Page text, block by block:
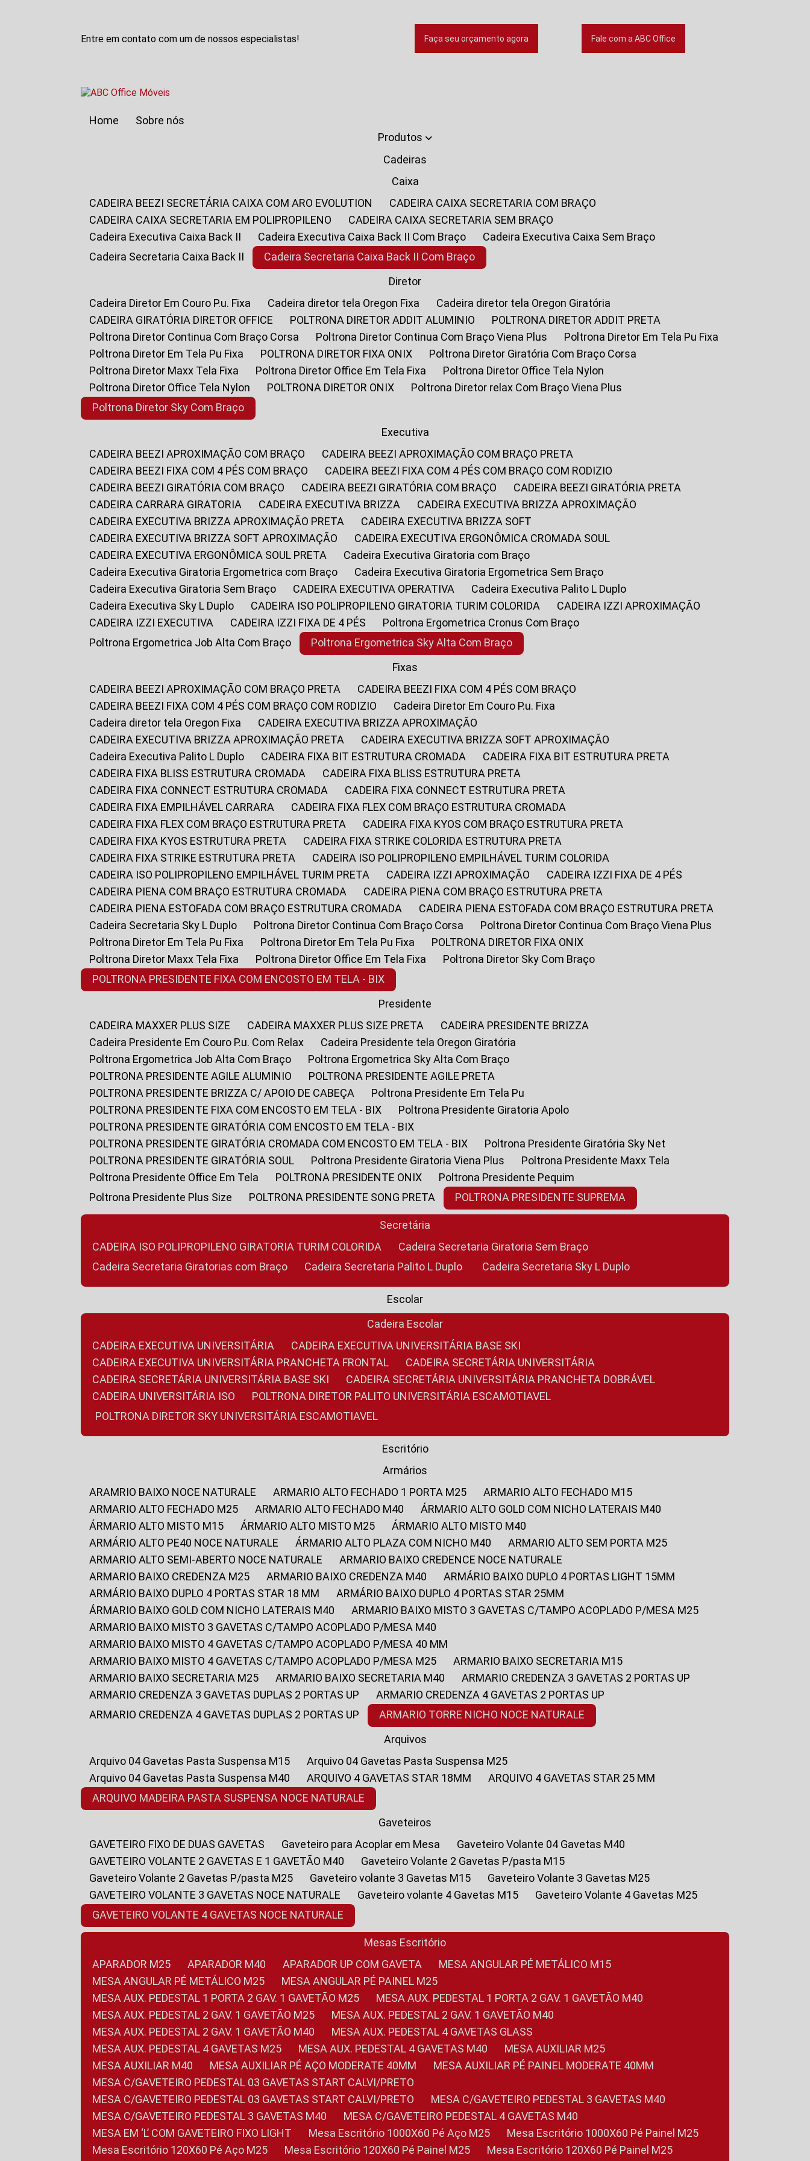
Entre em contato com um de nossos especialistas! Faça seu orçamento agora Fale com a ABC Office
Home
Sobre nós
Produtos
Cadeiras
Caixa
CADEIRA BEEZI SECRETÁRIA CAIXA COM ARO EVOLUTION
CADEIRA CAIXA SECRETARIA COM BRAÇO
CADEIRA CAIXA SECRETARIA EM POLIPROPILENO
CADEIRA CAIXA SECRETARIA SEM BRAÇO
Cadeira Executiva Caixa Back II
Cadeira Executiva Caixa Back II Com Braço
Cadeira Executiva Caixa Sem Braço
Cadeira Secretaria Caixa Back II
Cadeira Secretaria Caixa Back II Com Braço
Diretor
Cadeira Diretor Em Couro P.u. Fixa
Cadeira diretor tela Oregon Fixa
Cadeira diretor tela Oregon Giratória
CADEIRA GIRATÓRIA DIRETOR OFFICE
POLTRONA DIRETOR ADDIT ALUMINIO
POLTRONA DIRETOR ADDIT PRETA
Poltrona Diretor Continua Com Braço Corsa
Poltrona Diretor Continua Com Braço Viena Plus
Poltrona Diretor Em Tela Pu Fixa
Poltrona Diretor Em Tela Pu Fixa
POLTRONA DIRETOR FIXA ONIX
Poltrona Diretor Giratória Com Braço Corsa
Poltrona Diretor Maxx Tela Fixa
Poltrona Diretor Office Em Tela Fixa
Poltrona Diretor Office Tela Nylon
Poltrona Diretor Office Tela Nylon
POLTRONA DIRETOR ONIX
Poltrona Diretor relax Com Braço Viena Plus
Poltrona Diretor Sky Com Braço
Executiva
CADEIRA BEEZI APROXIMAÇÃO COM BRAÇO
CADEIRA BEEZI APROXIMAÇÃO COM BRAÇO PRETA
CADEIRA BEEZI FIXA COM 4 PÉS COM BRAÇO
CADEIRA BEEZI FIXA COM 4 PÉS COM BRAÇO COM RODIZIO
CADEIRA BEEZI GIRATÓRIA COM BRAÇO
CADEIRA BEEZI GIRATÓRIA COM BRAÇO
CADEIRA BEEZI GIRATÓRIA PRETA
CADEIRA CARRARA GIRATORIA
CADEIRA EXECUTIVA BRIZZA
CADEIRA EXECUTIVA BRIZZA APROXIMAÇÃO
CADEIRA EXECUTIVA BRIZZA APROXIMAÇÃO PRETA
CADEIRA EXECUTIVA BRIZZA SOFT
CADEIRA EXECUTIVA BRIZZA SOFT APROXIMAÇÃO
CADEIRA EXECUTIVA ERGONÔMICA CROMADA SOUL
CADEIRA EXECUTIVA ERGONÔMICA SOUL PRETA
Cadeira Executiva Giratoria com Braço
Cadeira Executiva Giratoria Ergometrica com Braço
Cadeira Executiva Giratoria Ergometrica Sem Braço
Cadeira Executiva Giratoria Sem Braço
CADEIRA EXECUTIVA OPERATIVA
Cadeira Executiva Palito L Duplo
Cadeira Executiva Sky L Duplo
CADEIRA ISO POLIPROPILENO GIRATORIA TURIM COLORIDA
CADEIRA IZZI APROXIMAÇÃO
CADEIRA IZZI EXECUTIVA
CADEIRA IZZI FIXA DE 4 PÉS
Poltrona Ergometrica Cronus Com Braço
Poltrona Ergometrica Job Alta Com Braço
Poltrona Ergometrica Sky Alta Com Braço
Fixas
CADEIRA BEEZI APROXIMAÇÃO COM BRAÇO PRETA
CADEIRA BEEZI FIXA COM 4 PÉS COM BRAÇO
CADEIRA BEEZI FIXA COM 4 PÉS COM BRAÇO COM RODIZIO
Cadeira Diretor Em Couro P.u. Fixa
Cadeira diretor tela Oregon Fixa
CADEIRA EXECUTIVA BRIZZA APROXIMAÇÃO
CADEIRA EXECUTIVA BRIZZA APROXIMAÇÃO PRETA
CADEIRA EXECUTIVA BRIZZA SOFT APROXIMAÇÃO
Cadeira Executiva Palito L Duplo
CADEIRA FIXA BIT ESTRUTURA CROMADA
CADEIRA FIXA BIT ESTRUTURA PRETA
CADEIRA FIXA BLISS ESTRUTURA CROMADA
CADEIRA FIXA BLISS ESTRUTURA PRETA
CADEIRA FIXA CONNECT ESTRUTURA CROMADA
CADEIRA FIXA CONNECT ESTRUTURA PRETA
CADEIRA FIXA EMPILHÁVEL CARRARA
CADEIRA FIXA FLEX COM BRAÇO ESTRUTURA CROMADA
CADEIRA FIXA FLEX COM BRAÇO ESTRUTURA PRETA
CADEIRA FIXA KYOS COM BRAÇO ESTRUTURA PRETA
CADEIRA FIXA KYOS ESTRUTURA PRETA
CADEIRA FIXA STRIKE COLORIDA ESTRUTURA PRETA
CADEIRA FIXA STRIKE ESTRUTURA PRETA
CADEIRA ISO POLIPROPILENO EMPILHÁVEL TURIM COLORIDA
CADEIRA ISO POLIPROPILENO EMPILHÁVEL TURIM PRETA
CADEIRA IZZI APROXIMAÇÃO
CADEIRA IZZI FIXA DE 4 PÉS
CADEIRA PIENA COM BRAÇO ESTRUTURA CROMADA
CADEIRA PIENA COM BRAÇO ESTRUTURA PRETA
CADEIRA PIENA ESTOFADA COM BRAÇO ESTRUTURA CROMADA
CADEIRA PIENA ESTOFADA COM BRAÇO ESTRUTURA PRETA
Cadeira Secretaria Sky L Duplo
Poltrona Diretor Continua Com Braço Corsa
Poltrona Diretor Continua Com Braço Viena Plus
Poltrona Diretor Em Tela Pu Fixa
Poltrona Diretor Em Tela Pu Fixa
POLTRONA DIRETOR FIXA ONIX
Poltrona Diretor Maxx Tela Fixa
Poltrona Diretor Office Em Tela Fixa
Poltrona Diretor Sky Com Braço
POLTRONA PRESIDENTE FIXA COM ENCOSTO EM TELA - BIX
Presidente
CADEIRA MAXXER PLUS SIZE
CADEIRA MAXXER PLUS SIZE PRETA
CADEIRA PRESIDENTE BRIZZA
Cadeira Presidente Em Couro P.u. Com Relax
Cadeira Presidente tela Oregon Giratória
Poltrona Ergometrica Job Alta Com Braço
Poltrona Ergometrica Sky Alta Com Braço
POLTRONA PRESIDENTE AGILE ALUMINIO
POLTRONA PRESIDENTE AGILE PRETA
POLTRONA PRESIDENTE BRIZZA C/ APOIO DE CABEÇA
Poltrona Presidente Em Tela Pu
POLTRONA PRESIDENTE FIXA COM ENCOSTO EM TELA - BIX
Poltrona Presidente Giratoria Apolo
POLTRONA PRESIDENTE GIRATÓRIA COM ENCOSTO EM TELA - BIX
POLTRONA PRESIDENTE GIRATÓRIA CROMADA COM ENCOSTO EM TELA - BIX
Poltrona Presidente Giratória Sky Net
POLTRONA PRESIDENTE GIRATÓRIA SOUL
Poltrona Presidente Giratoria Viena Plus
Poltrona Presidente Maxx Tela
Poltrona Presidente Office Em Tela
POLTRONA PRESIDENTE ONIX
Poltrona Presidente Pequim
Poltrona Presidente Plus Size
POLTRONA PRESIDENTE SONG PRETA POLTRONA PRESIDENTE SUPREMA
Secretária
CADEIRA ISO POLIPROPILENO GIRATORIA TURIM COLORIDA
Cadeira Secretaria Giratoria Sem Braço
Cadeira Secretaria Giratorias com Braço
Cadeira Secretaria Palito L Duplo Cadeira Secretaria Sky L Duplo
Escolar
Cadeira Escolar
CADEIRA EXECUTIVA UNIVERSITÁRIA
CADEIRA EXECUTIVA UNIVERSITÁRIA BASE SKI
CADEIRA EXECUTIVA UNIVERSITÁRIA PRANCHETA FRONTAL
CADEIRA SECRETÁRIA UNIVERSITÁRIA
CADEIRA SECRETÁRIA UNIVERSITÁRIA BASE SKI
CADEIRA SECRETÁRIA UNIVERSITÁRIA PRANCHETA DOBRÁVEL
CADEIRA UNIVERSITÁRIA ISO
POLTRONA DIRETOR PALITO UNIVERSITÁRIA ESCAMOTIAVEL
POLTRONA DIRETOR SKY UNIVERSITÁRIA ESCAMOTIAVEL
Escritório
Armários
ARAMRIO BAIXO NOCE NATURALE
ARMARIO ALTO FECHADO 1 PORTA M25
ARMARIO ALTO FECHADO M15
ARMARIO ALTO FECHADO M25
ARMARIO ALTO FECHADO M40
ÁRMARIO ALTO GOLD COM NICHO LATERAIS M40
ÁRMARIO ALTO MISTO M15
ÁRMARIO ALTO MISTO M25
ÁRMARIO ALTO MISTO M40
ARMÁRIO ALTO PE40 NOCE NATURALE
ÁRMARIO ALTO PLAZA COM NICHO M40
ARMARIO ALTO SEM PORTA M25
ARMARIO ALTO SEMI-ABERTO NOCE NATURALE
ARMARIO BAIXO CREDENCE NOCE NATURALE
ARMARIO BAIXO CREDENZA M25
ARMARIO BAIXO CREDENZA M40
ARMÁRIO BAIXO DUPLO 4 PORTAS LIGHT 15MM
ARMÁRIO BAIXO DUPLO 4 PORTAS STAR 18 MM
ARMÁRIO BAIXO DUPLO 4 PORTAS STAR 25MM
ÁRMARIO BAIXO GOLD COM NICHO LATERAIS M40
ARMARIO BAIXO MISTO 3 GAVETAS C/TAMPO ACOPLADO P/MESA M25
ARMARIO BAIXO MISTO 3 GAVETAS C/TAMPO ACOPLADO P/MESA M40
ARMARIO BAIXO MISTO 4 GAVETAS C/TAMPO ACOPLADO P/MESA 40 MM
ARMARIO BAIXO MISTO 4 GAVETAS C/TAMPO ACOPLADO P/MESA M25
ARMARIO BAIXO SECRETARIA M15
ARMARIO BAIXO SECRETARIA M25
ARMARIO BAIXO SECRETARIA M40
ARMARIO CREDENZA 3 GAVETAS 2 PORTAS UP
ARMARIO CREDENZA 3 GAVETAS DUPLAS 2 PORTAS UP
ARMARIO CREDENZA 4 GAVETAS 2 PORTAS UP
ARMARIO CREDENZA 4 GAVETAS DUPLAS 2 PORTAS UP
ARMARIO TORRE NICHO NOCE NATURALE
Arquivos
Arquivo 04 Gavetas Pasta Suspensa M15
Arquivo 04 Gavetas Pasta Suspensa M25
Arquivo 04 Gavetas Pasta Suspensa M40
ARQUIVO 4 GAVETAS STAR 18MM
ARQUIVO 4 GAVETAS STAR 25 MM
ARQUIVO MADEIRA PASTA SUSPENSA NOCE NATURALE
Gaveteiros
GAVETEIRO FIXO DE DUAS GAVETAS
Gaveteiro para Acoplar em Mesa
Gaveteiro Volante 04 Gavetas M40
GAVETEIRO VOLANTE 2 GAVETAS E 1 GAVETÃO M40
Gaveteiro Volante 2 Gavetas P/pasta M15
Gaveteiro Volante 2 Gavetas P/pasta M25
Gaveteiro volante 3 Gavetas M15
Gaveteiro Volante 3 Gavetas M25
GAVETEIRO VOLANTE 3 GAVETAS NOCE NATURALE
Gaveteiro volante 4 Gavetas M15
Gaveteiro Volante 4 Gavetas M25
GAVETEIRO VOLANTE 4 GAVETAS NOCE NATURALE
Mesas Escritório
APARADOR M25
APARADOR M40 APARADOR UP COM GAVETA
MESA ANGULAR PÉ METÁLICO M15
MESA ANGULAR PÉ METÁLICO M25
MESA ANGULAR PÉ PAINEL M25
MESA AUX. PEDESTAL 1 PORTA 2 GAV. 1 GAVETÃO M25
MESA AUX. PEDESTAL 1 PORTA 2 GAV. 1 GAVETÃO M40
MESA AUX. PEDESTAL 2 GAV. 1 GAVETÃO M25
MESA AUX. PEDESTAL 2 GAV. 1 GAVETÃO M40
MESA AUX. PEDESTAL 2 GAV. 1 GAVETÃO M40
MESA AUX. PEDESTAL 4 GAVETAS GLASS
MESA AUX. PEDESTAL 4 GAVETAS M25
MESA AUX. PEDESTAL 4 GAVETAS M40
MESA AUXILIAR M25
MESA AUXILIAR M40
MESA AUXILIAR PÉ AÇO MODERATE 40MM
MESA AUXILIAR PÉ PAINEL MODERATE 40MM
MESA C/GAVETEIRO PEDESTAL 03 GAVETAS START CALVI/PRETO
MESA C/GAVETEIRO PEDESTAL 03 GAVETAS START CALVI/PRETO
MESA C/GAVETEIRO PEDESTAL 3 GAVETAS M40
MESA C/GAVETEIRO PEDESTAL 3 GAVETAS M40
MESA C/GAVETEIRO PEDESTAL 4 GAVETAS M40
MESA EM ‘L’ COM GAVETEIRO FIXO LIGHT
Mesa Escritório 1000X60 Pé Aço M25
Mesa Escritório 1000X60 Pé Painel M25
Mesa Escritório 120X60 Pé Aço M25
Mesa Escritório 120X60 Pé Painel M25
Mesa Escritório 120X60 Pé Painel M25